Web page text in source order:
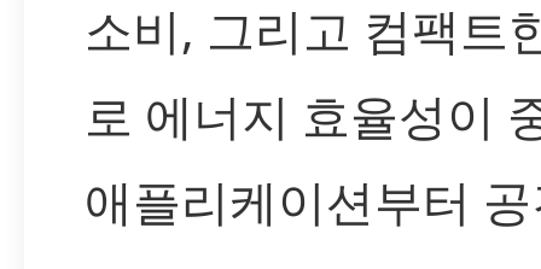
소비, 그리고 컴팩트
로 에너지 효율성이
애플리케이션부터